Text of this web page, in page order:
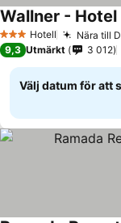
3 StjärnorHotell Nära till
Wallner - Hotel
9,3 Utmärkt 3 012
Välj datum för att